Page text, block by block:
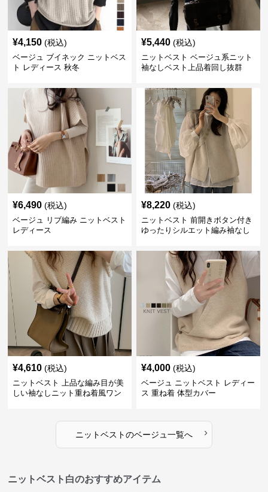
¥4,150 (税込)
ベージュ ブイネック ニットベス
ト レディース 秋冬
¥5,440 (税込)
ニットベスト ベージュ系ニット
袖なしベスト上品着回し抜群
¥6,490 (税込)
ベージュ リブ編み ニットベスト
レディース
¥8,220 (税込)
ニットベスト 前開きボタン付き
ゆったりシルエット編み袖なし
¥4,610 (税込)
ニットベスト 上品な編み目が美
しい袖なしニット重ね着風ワン
¥4,000 (税込)
ベージュ ニットベスト レディー
ス 重ね着 体型カバー
ニットベストのベージュ 一覧へ ›
ニットベスト白のおすすめアイテム